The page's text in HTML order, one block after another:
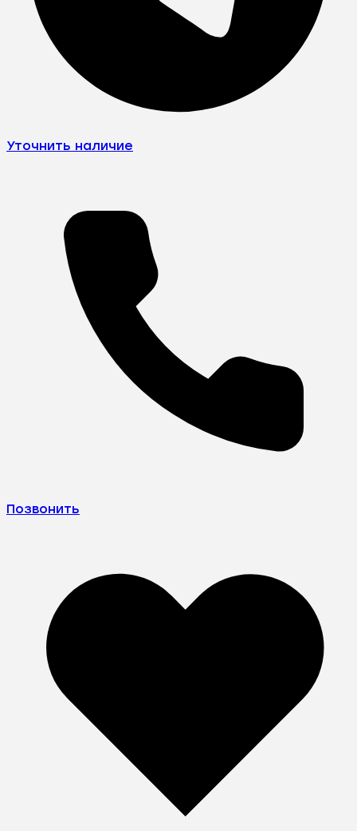
Уточнить наличие
Позвонить